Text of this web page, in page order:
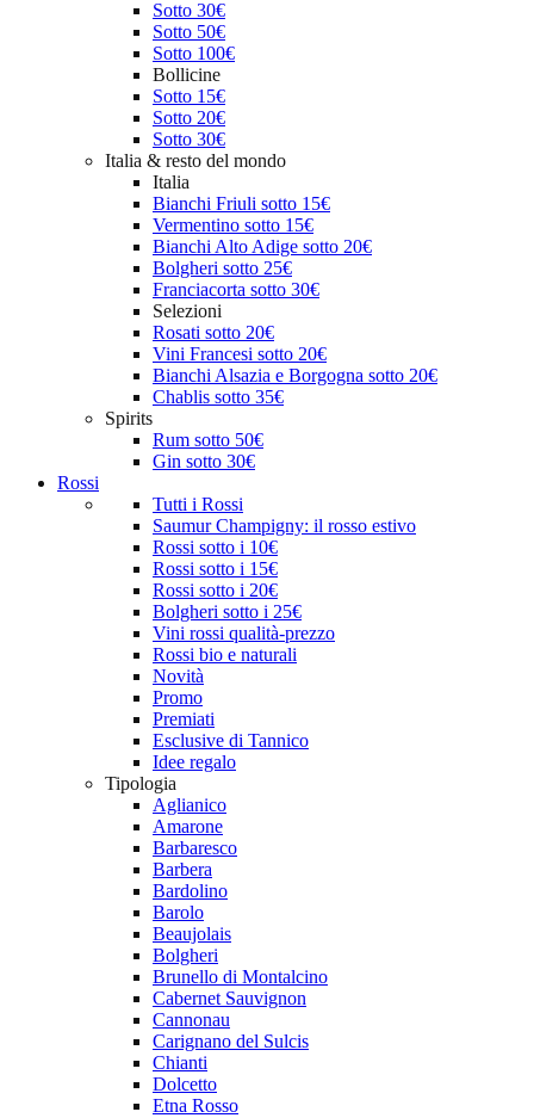
Sotto 30€
Sotto 50€
Sotto 100€
Bollicine
Sotto 15€
Sotto 20€
Sotto 30€
Italia & resto del mondo
Italia
Bianchi Friuli sotto 15€
Vermentino sotto 15€
Bianchi Alto Adige sotto 20€
Bolgheri sotto 25€
Franciacorta sotto 30€
Selezioni
Rosati sotto 20€
Vini Francesi sotto 20€
Bianchi Alsazia e Borgogna sotto 20€
Chablis sotto 35€
Spirits
Rum sotto 50€
Gin sotto 30€
Rossi
Tutti i Rossi
Saumur Champigny: il rosso estivo
Rossi sotto i 10€
Rossi sotto i 15€
Rossi sotto i 20€
Bolgheri sotto i 25€
Vini rossi qualità-prezzo
Rossi bio e naturali
Novità
Promo
Premiati
Esclusive di Tannico
Idee regalo
Tipologia
Aglianico
Amarone
Barbaresco
Barbera
Bardolino
Barolo
Beaujolais
Bolgheri
Brunello di Montalcino
Cabernet Sauvignon
Cannonau
Carignano del Sulcis
Chianti
Dolcetto
Etna Rosso